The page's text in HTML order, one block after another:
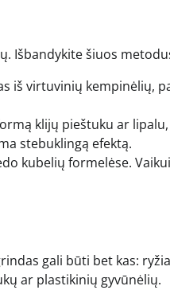
Išbandykite šiuos
iš virtuvinių kempinėlių,
klijų pieštuku ar
stebuklingą efektą.
kubelių formelėse.
gali būti bet kas:
ar plastikinių gyvūnėlių.